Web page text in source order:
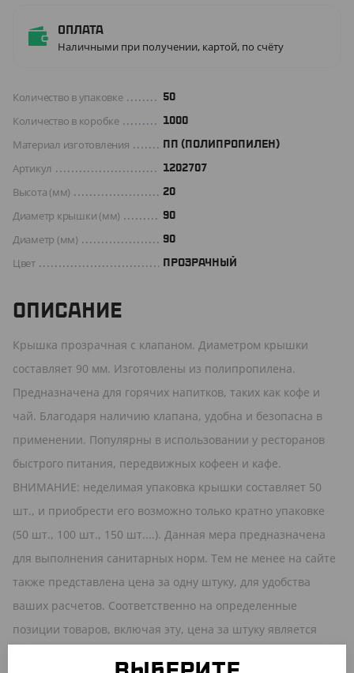
Оплата
Наличными при получении, картой, по счёту
Количество в упаковке 50
Количество в коробке 1000
Материал изготовления ПП (ПОЛИПРОПИЛЕН)
Артикул 1202707
Высота (мм) 20
Диаметр крышки (мм) 90
Диаметр (мм) 90
Цвет ПРОЗРАЧНЫЙ
ОПИСАНИЕ
Крышка прозрачная с клапаном. Диаметром крышки
составляет 90 мм. Изготовлены из полипропилена.
Предназначена для горячих напитков, таких как кофе и
чай. Благодаря наличию клапана, удобна и безопасна в
применении. Популярны в использовании у ресторанов
быстрого питания, передвижных кофеен и кафе.
ВНИМАНИЕ: неделимая упаковка крышки составляет 50
шт., и приобрести его возможно только кратно упаковке
(50 шт., 100 шт., 150 шт....). Данная мера предназначена
для выполнения санитарных норм. Тем не менее на сайте
также представлена цена за одну штуку, для удобства
ваших расчетов. Соответственно на определенные
позиции товаров, включая эту, цена за штуку является